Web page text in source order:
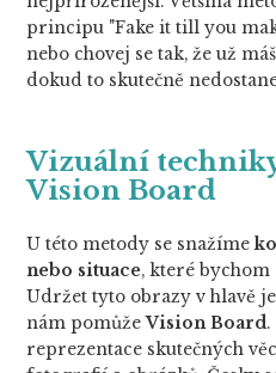
principu "Fake it till you
nebo chovej se tak, že už
dokud to skutečně
Vizuální
Vision Board
U této metody se snažíme
nebo situace, které
Udržet tyto obrazy v hlavě
nám pomůžeVision Board.
reprezentace skutečných